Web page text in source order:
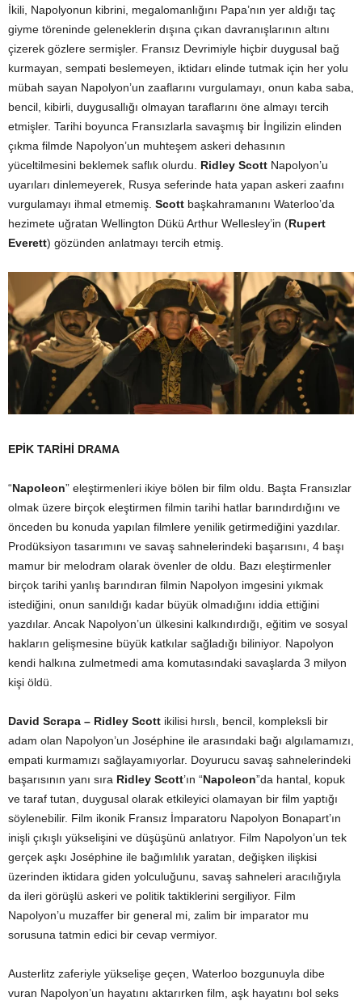
İkili, Napolyonun kibrini, megalomanlığını Papa’nın yer aldığı taç
giyme töreninde geleneklerin dışına çıkan davranışlarının altını
çizerek gözlere sermişler. Fransız Devrimiyle hiçbir duygusal bağ
kurmayan, sempati beslemeyen, iktidarı elinde tutmak için her yolu
mübah sayan Napolyon’un zaaflarını vurgulamayı, onun kaba saba,
bencil, kibirli, duygusallığı olmayan taraflarını öne almayı tercih
etmişler. Tarihi boyunca Fransızlarla savaşmış bir İngilizin elinden
çıkma filmde Napolyon’un muhteşem askeri dehasının
yüceltilmesini beklemek saflık olurdu. Ridley Scott Napolyon’u
uyarıları dinlemeyerek, Rusya seferinde hata yapan askeri zaafını
vurgulamayı ihmal etmemiş. Scott başkahramanını Waterloo’da
hezimete uğratan Wellington Dükü Arthur Wellesley’in (Rupert
Everett) gözünden anlatmayı tercih etmiş.
EPİK TARİHİ DRAMA
“Napoleon” eleştirmenleri ikiye bölen bir film oldu. Başta Fransızlar
olmak üzere birçok eleştirmen filmin tarihi hatlar barındırdığını ve
önceden bu konuda yapılan filmlere yenilik getirmediğini yazdılar.
Prodüksiyon tasarımını ve savaş sahnelerindeki başarısını, 4 başı
mamur bir melodram olarak övenler de oldu. Bazı eleştirmenler
birçok tarihi yanlış barındıran filmin Napolyon imgesini yıkmak
istediğini, onun sanıldığı kadar büyük olmadığını iddia ettiğini
yazdılar. Ancak Napolyon’un ülkesini kalkındırdığı, eğitim ve sosyal
hakların gelişmesine büyük katkılar sağladığı biliniyor. Napolyon
kendi halkına zulmetmedi ama komutasındaki savaşlarda 3 milyon
kişi öldü.
David Scrapa – Ridley Scott ikilisi hırslı, bencil, kompleksli bir
adam olan Napolyon’un Joséphine ile arasındaki bağı algılamamızı,
empati kurmamızı sağlayamıyorlar. Doyurucu savaş sahnelerindeki
başarısının yanı sıra Ridley Scott’ın “Napoleon”da hantal, kopuk
ve taraf tutan, duygusal olarak etkileyici olamayan bir film yaptığı
söylenebilir. Film ikonik Fransız İmparatoru Napolyon Bonapart’ın
inişli çıkışlı yükselişini ve düşüşünü anlatıyor. Film Napolyon’un tek
gerçek aşkı Joséphine ile bağımlılık yaratan, değişken ilişkisi
üzerinden iktidara giden yolculuğunu, savaş sahneleri aracılığıyla
da ileri görüşlü askeri ve politik taktiklerini sergiliyor. Film
Napolyon’u muzaffer bir general mi, zalim bir imparator mu
sorusuna tatmin edici bir cevap vermiyor.
Austerlitz zaferiyle yükselişe geçen, Waterloo bozgunuyla dibe
vuran Napolyon’un hayatını aktarırken film, aşk hayatını bol seks